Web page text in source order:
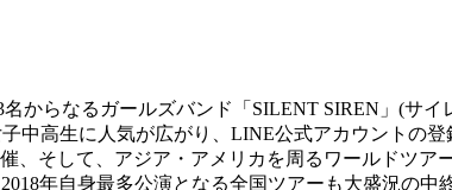
からなるガールズバンド「SILENT SIREN」(サ
中高生に人気が広がり、LINE公式アカウントの
、そして、アジア・アメリカを周るワールドツ
年自身最多公演となる全国ツアーも大盛況の